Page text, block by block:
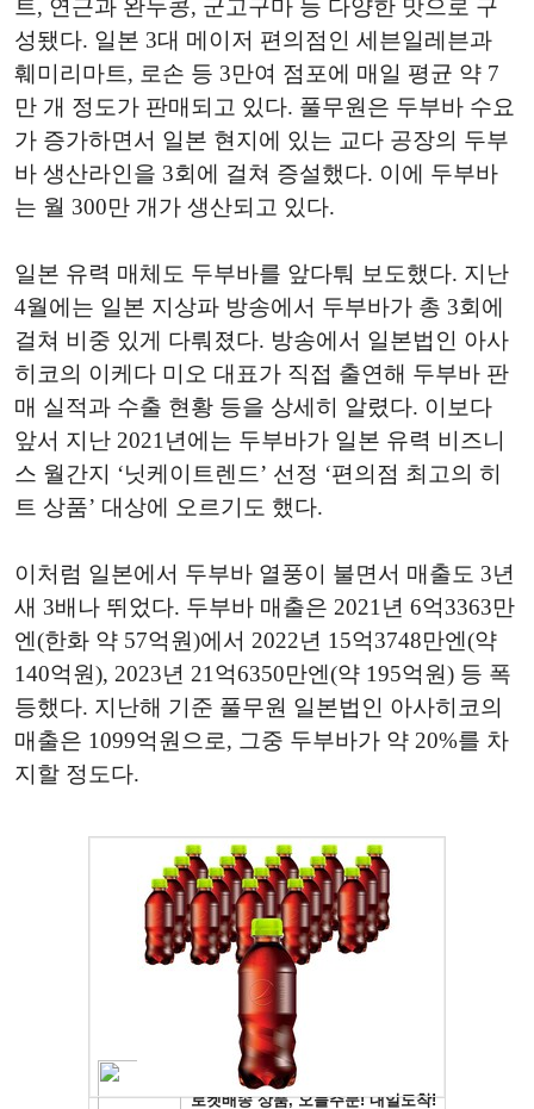
트, 연근과 완두콩, 군고구마 등 다양한 맛으로 구
성됐다. 일본 3대 메이저 편의점인 세븐일레븐과
훼미리마트, 로손 등 3만여 점포에 매일 평균 약 7
만 개 정도가 판매되고 있다. 풀무원은 두부바 수요
가 증가하면서 일본 현지에 있는 교다 공장의 두부
바 생산라인을 3회에 걸쳐 증설했다. 이에 두부바
는 월 300만 개가 생산되고 있다.
일본 유력 매체도 두부바를 앞다퉈 보도했다. 지난
4월에는 일본 지상파 방송에서 두부바가 총 3회에
걸쳐 비중 있게 다뤄졌다. 방송에서 일본법인 아사
히코의 이케다 미오 대표가 직접 출연해 두부바 판
매 실적과 수출 현황 등을 상세히 알렸다. 이보다
앞서 지난 2021년에는 두부바가 일본 유력 비즈니
스 월간지 ‘닛케이트렌드’ 선정 ‘편의점 최고의 히
트 상품’ 대상에 오르기도 했다.
이처럼 일본에서 두부바 열풍이 불면서 매출도 3년
새 3배나 뛰었다. 두부바 매출은 2021년 6억3363만
엔(한화 약 57억원)에서 2022년 15억3748만엔(약
140억원), 2023년 21억6350만엔(약 195억원) 등 폭
등했다. 지난해 기준 풀무원 일본법인 아사히코의
매출은 1099억원으로, 그중 두부바가 약 20%를 차
지할 정도다.